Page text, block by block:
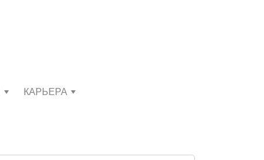
КАРЬЕРА